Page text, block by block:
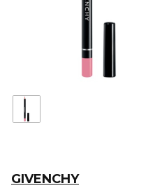
GIVENCHY